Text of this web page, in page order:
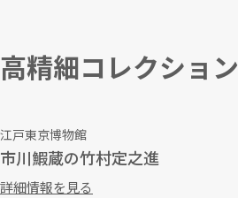
高精細コレクション
江戸東京博物館
市川鰕蔵の竹村定之進
詳細情報を見る